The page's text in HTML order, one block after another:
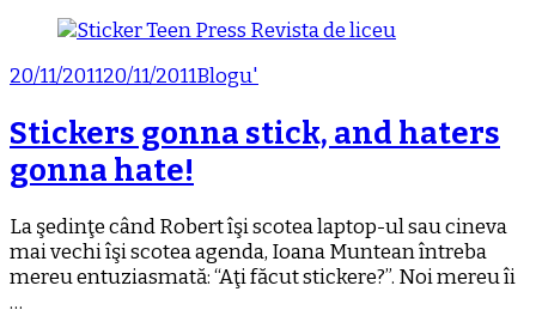
20/11/201120/11/2011Blogu'
Stickers gonna stick, and haters
gonna hate!
La şedinţe când Robert îşi scotea laptop-ul sau cineva
mai vechi îşi scotea agenda, Ioana Muntean întreba
mereu entuziasmată: “Aţi făcut stickere?”. Noi mereu îi
…